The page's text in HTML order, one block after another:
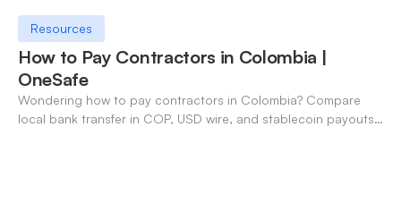
Resources
How to Pay Contractors in Colombia |
OneSafe
Wondering how to pay contractors in Colombia? Compare
local bank transfer in COP, USD wire, and stablecoin payouts.